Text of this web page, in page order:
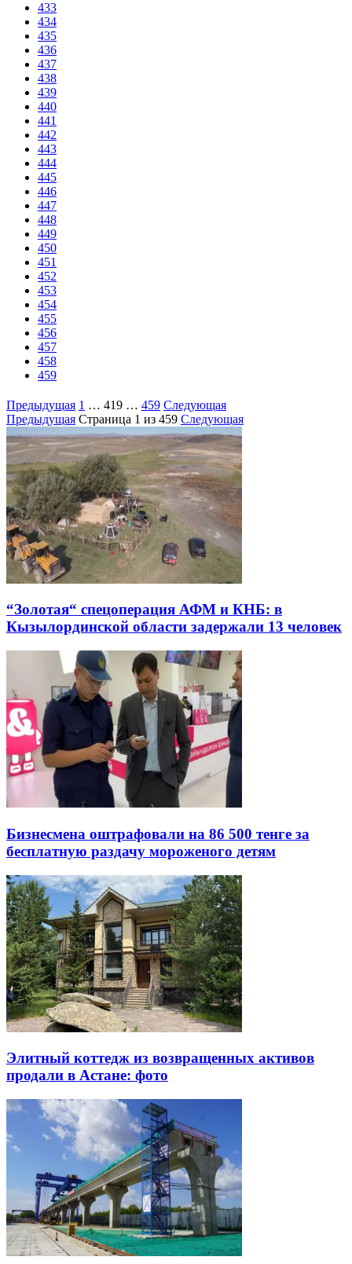
433
434
435
436
437
438
439
440
441
442
443
444
445
446
447
448
449
450
451
452
453
454
455
456
457
458
459
Предыдущая 1 … 419 … 459 Следующая
Предыдущая Страница 1 из 459 Следующая
“Золотая“ спецоперация АФМ и КНБ: в
Кызылординской области задержали 13 человек
Бизнесмена оштрафовали на 86 500 тенге за
бесплатную раздачу мороженого детям
Элитный коттедж из возвращенных активов
продали в Астане: фото